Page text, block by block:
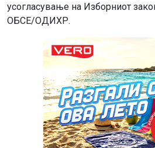
усогласување на Изборниот
ОБСЕ/ОДИХР.